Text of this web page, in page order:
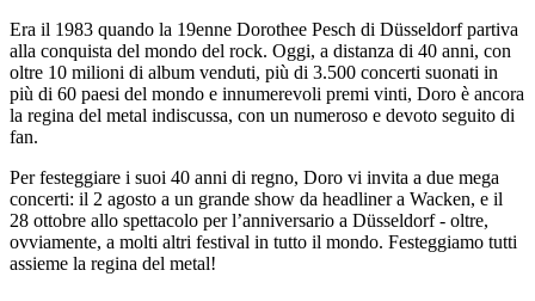
Era il 1983 quando la 19enne Dorothee Pesch di Düsseldorf partiva
alla conquista del mondo del rock. Oggi, a distanza di 40 anni, con
oltre 10 milioni di album venduti, più di 3.500 concerti suonati in
più di 60 paesi del mondo e innumerevoli premi vinti, Doro è ancora
la regina del metal indiscussa, con un numeroso e devoto seguito di
fan.
Per festeggiare i suoi 40 anni di regno, Doro vi invita a due mega
concerti: il 2 agosto a un grande show da headliner a Wacken, e il
28 ottobre allo spettacolo per l’anniversario a Düsseldorf - oltre,
ovviamente, a molti altri festival in tutto il mondo. Festeggiamo tutti
assieme la regina del metal!